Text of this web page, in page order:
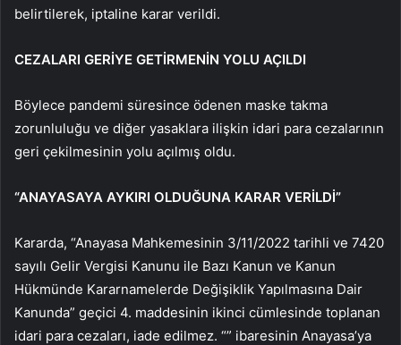
belirtilerek, iptaline karar verildi.
CEZALARI GERİYE GETİRMENİN YOLU AÇILDI
Böylece pandemi süresince ödenen maske takma
zorunluluğu ve diğer yasaklara ilişkin idari para cezalarının
geri çekilmesinin yolu açılmış oldu.
“ANAYASAYA AYKIRI OLDUĞUNA KARAR VERİLDİ”
Kararda, “Anayasa Mahkemesinin 3/11/2022 tarihli ve 7420
sayılı Gelir Vergisi Kanunu ile Bazı Kanun ve Kanun
Hükmünde Kararnamelerde Değişiklik Yapılmasına Dair
Kanunda” geçici 4. maddesinin ikinci cümlesinde toplanan
idari para cezaları, iade edilmez. “” ibaresinin Anayasa’ya